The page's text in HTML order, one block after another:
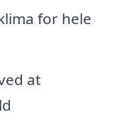
for hele
at